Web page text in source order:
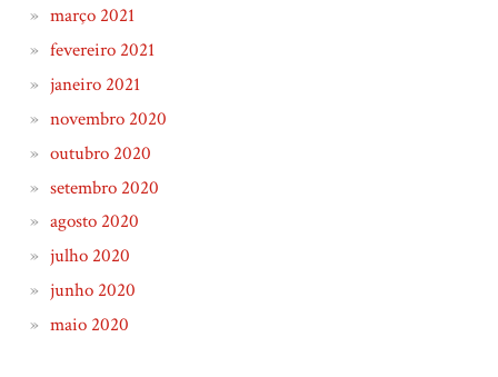
março 2021
fevereiro 2021
janeiro 2021
novembro 2020
outubro 2020
setembro 2020
agosto 2020
julho 2020
junho 2020
maio 2020